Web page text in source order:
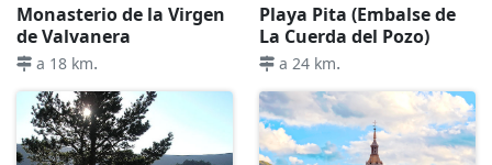
Monasterio de la Virgen
de Valvanera
a 18 km.
Playa Pita (Embalse de
La Cuerda del Pozo)
a 24 km.